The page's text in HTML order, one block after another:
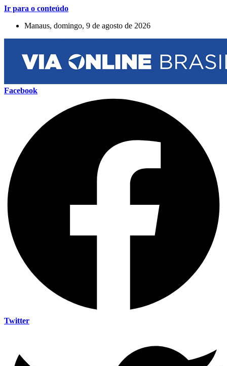
Ir para o conteúdo
Manaus, domingo, 9 de agosto de 2026
Facebook
Twitter